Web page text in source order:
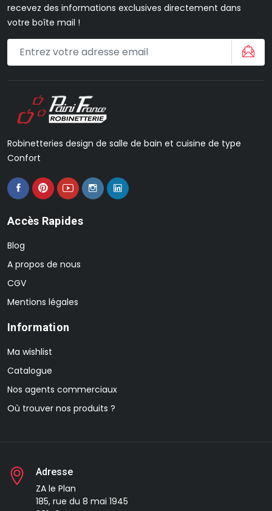
recevez des informations exclusives directement dans
votre boîte mail !
Robinetteries design de salle de bain et cuisine de type
Confort
Accès Rapides
Blog
A propos de nous
CGV
Mentions légales
Information
Ma wishlist
Catalogue
Nos agents commerciaux
Où trouver nos produits ?
Adresse
ZA le Plan
185, rue du 8 mai 1945